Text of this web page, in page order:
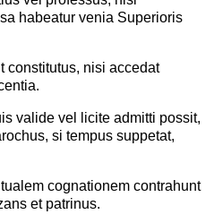
habeatur venia Superioris
constitutus, nisi accedat
valide vel licite admitti possit,
si tempus suppetat,
cognationem contrahunt
et patrinus.